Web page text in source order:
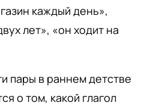
каждый день»,
лет», «он ходит на
пары в раннем детстве
о том, какой глагол